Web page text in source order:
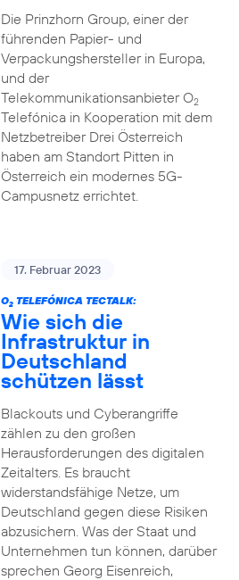
Die Prinzhorn Group, einer der
führenden Papier- und
Verpackungshersteller in Europa,
und der
Telekommunikationsanbieter O2
Telefónica in Kooperation mit dem
Netzbetreiber Drei Österreich
haben am Standort Pitten in
Österreich ein modernes 5G-
Campusnetz errichtet.
17. Februar 2023
O2TELEFÓNICA TECTALK:
Wie sich die
Infrastruktur in
Deutschland
schützen lässt
Blackouts und Cyberangriffe
zählen zu den großen
Herausforderungen des digitalen
Zeitalters. Es braucht
widerstandsfähige Netze, um
Deutschland gegen diese Risiken
abzusichern. Was der Staat und
Unternehmen tun können, darüber
sprechen Georg Eisenreich,